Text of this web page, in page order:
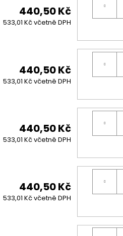
440,50 Kč
533,01 Kč včetně DPH
440,50 Kč
533,01 Kč včetně DPH
440,50 Kč
533,01 Kč včetně DPH
440,50 Kč
533,01 Kč včetně DPH